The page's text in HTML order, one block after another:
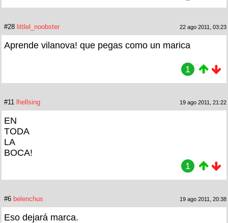
#28 littlel_noobster 22 ago 2011, 03:23
Aprende vilanova! que pegas como un marica
1
#11 lhellsing 19 ago 2011, 21:22
EN
TODA
LA
BOCA!
1
#6 belenchus 19 ago 2011, 20:38
Eso dejará marca.